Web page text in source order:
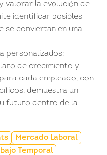
valorar la evolución de
identificar posibles
se conviertan en una
personalizados:
de crecimiento y
cada empleado, con
demuestra un
futuro dentro de la
Mercado Laboral
Temporal